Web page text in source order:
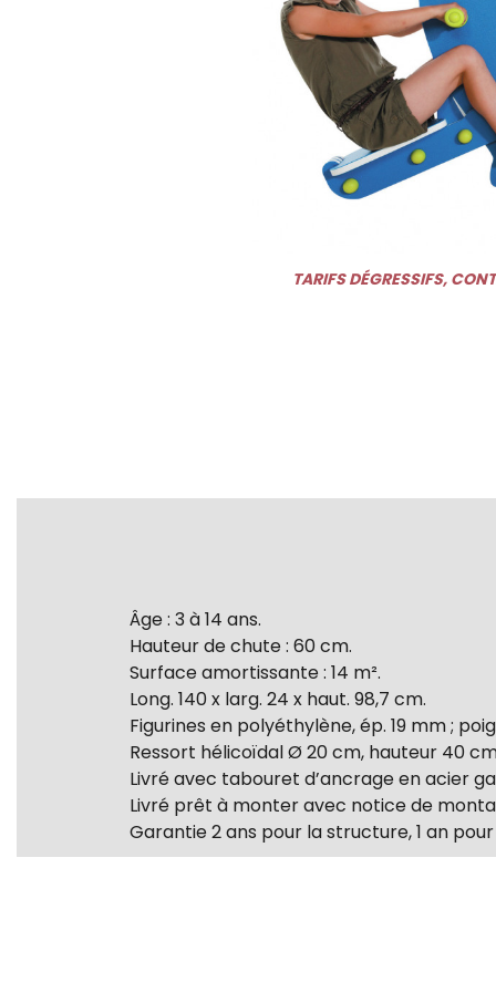
TARIFS DÉGRESSIFS,
Âge : 3 à 14 ans.
Hauteur de chute : 60 cm.
Surface amortissante : 14 m².
Long. 140 x larg. 24 x haut. 98,7 cm.
Figurines en polyéthylène, ép. 19 mm ;
Ressort hélicoïdal Ø 20 cm, hauteur 40
Livré avec tabouret d’ancrage en acier
Livré prêt à monter avec notice de
Garantie 2 ans pour la structure, 1 an